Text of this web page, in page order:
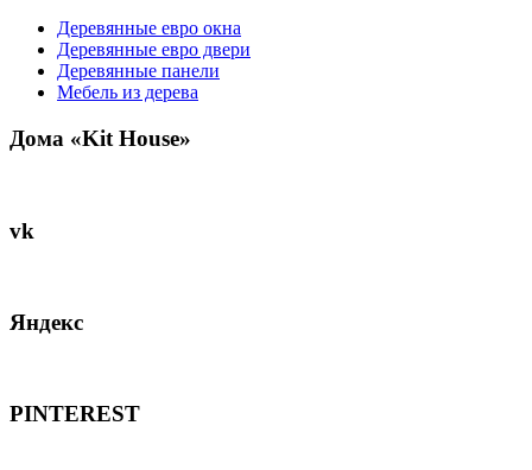
Деревянные евро окна
Деревянные евро двери
Деревянные панели
Мебель из дерева
Дома «Kit House»
vk
Яндекс
PINTEREST